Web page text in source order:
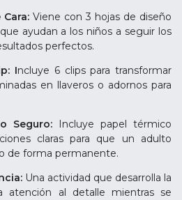
Viene con 3 hojas de diseño
ayudan a los niños a seguir los
perfectos.
Incluye 6 clips para transformar
en llaveros o adornos para
Seguro: Incluye papel térmico
claras para que un adulto
de forma permanente.
Una actividad que desarrolla la
atención al detalle mientras se